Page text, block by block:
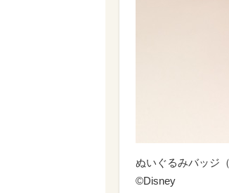
ぬいぐるみバッジ
©Disney